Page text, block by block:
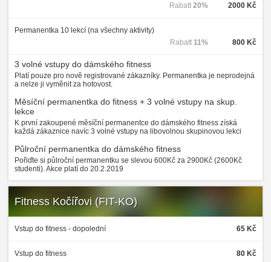
2000 Kč
Rabatt 20%
Permanentka 10 lekcí (na všechny aktivity)
800 Kč
Rabatt 11%
3 volné vstupy do dámského fitness
Platí pouze pro nově registrované zákazníky. Permanentka je neprodejná
a nelze ji vyměnit za hotovost.
Měsíční permanentka do fitness + 3 volné vstupy na skup.
lekce
K první zakoupené měsíční permanentce do dámského fitness získá
každá zákaznice navíc 3 volné vstupy na libovolnou skupinovou lekci
Půlroční permanentka do dámského fitness
Pořiďte si půlroční permanentku se slevou 600Kč za 2900Kč (2600Kč
studenti). Akce platí do 20.2.2019
Fitness Kočířovi (FIT-KO)
Vstup do fitness - dopolední 65 Kč
Vstup do fitness 80 Kč